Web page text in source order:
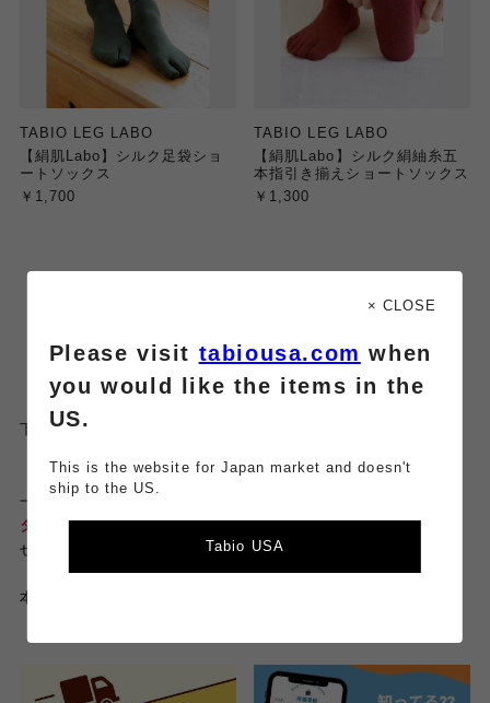
TABIO LEG LABO
【絹肌Labo】シルク足袋ショ
ートソックス
￥1,700
TABIO LEG LABO
【絹肌Labo】シルク絹紬糸五
本指引き揃えショートソックス
￥1,300
下
の画像をタッチすると
一足より
タビオアプリのポイントも2倍に！！
ぜひご利用くださいませ♪
本日もご覧いただきありがとうございました☆
× CLOSE
Please visit tabiousa.com when
you would like the items in the
US.
This is the website for Japan market and doesn't
ship to the US.
Tabio USA